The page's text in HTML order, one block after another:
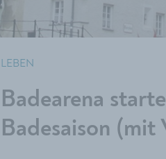
LEBEN
Badearena
Badesaison (mit